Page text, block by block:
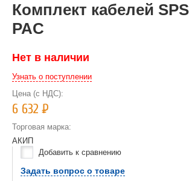
Комплект кабелей
PAC
Нет в наличии
Узнать о поступлении
Цена (с НДС):
6 632Р
Торговая марка:
АКИП
Добавить к сравнению
Задать вопрос о товаре